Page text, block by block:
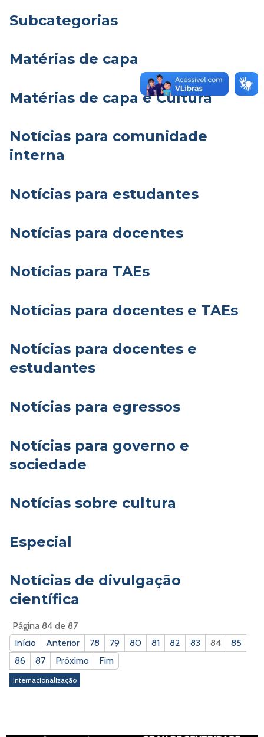
Subcategorias
Matérias de capa
Matérias de capa e Cultura
Notícias para comunidade
interna
Notícias para estudantes
Notícias para docentes
Notícias para TAEs
Notícias para docentes e TAEs
Notícias para docentes e
estudantes
Notícias para egressos
Notícias para governo e
sociedade
Notícias sobre cultura
Especial
Notícias de divulgação
científica
Página 84 de 87
Início
Anterior 78 79 80 81 82 83 84
85
86
87 Próximo Fim
internacionalização